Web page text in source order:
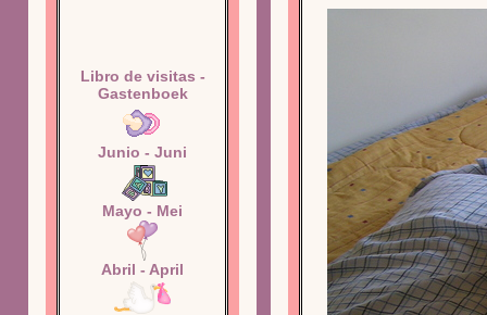
Libro de visitas -
Gastenboek
Junio - Juni
Mayo - Mei
Abril - April